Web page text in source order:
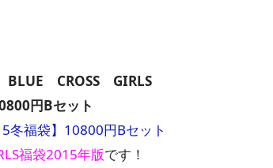
CROSS GIRLS
円Bセット
冬福袋】10800円Bセット
福袋2015年版です！